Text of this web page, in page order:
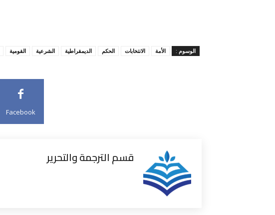
الوسوم : الأمة الانتخابات الحكم الديمقراطية الشرعية القومية
Facebook
قسم الترجمة والتحرير